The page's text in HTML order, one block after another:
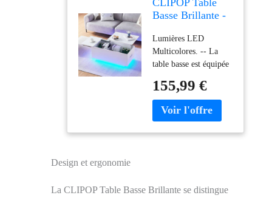
CLIPOP Table
Basse Brillante -
réglable en
Hauteur, avec
éclairage LED,
Prise et Port
USB, Couleurs de
lumière réglables,
Table Basse avec
Compartiment de
Lumières LED
Multicolores. -- La
table basse est équipée
LED RVB. Vous
pouvez choisir la
couleur via la
choix. Des soirées
155,99 €
Design et ergonomie
La CLIPOP Table Basse Brillante se distingue